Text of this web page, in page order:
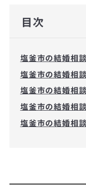
目次
塩釜市の結婚相
塩釜市の結婚相
塩釜市の結婚相
塩釜市の結婚相
塩釜市の結婚相